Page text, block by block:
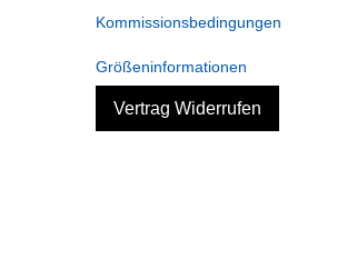
Kommissionsbedingungen
Größeninformationen
Vertrag Widerrufen